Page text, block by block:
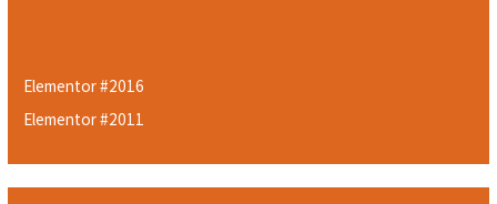
Elementor #2016
Elementor #2011